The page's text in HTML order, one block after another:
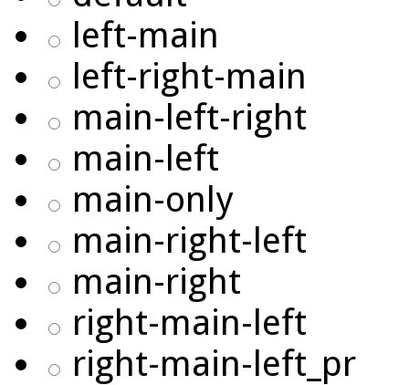
left-main
left-right-main
main-left-right
main-left
main-only
main-right-left
main-right
right-main-left
right-main-left_pr